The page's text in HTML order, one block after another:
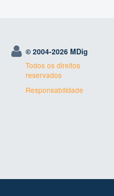
© 2004-2026 MDig
Todos os direitos
reservados
Responsabilidade